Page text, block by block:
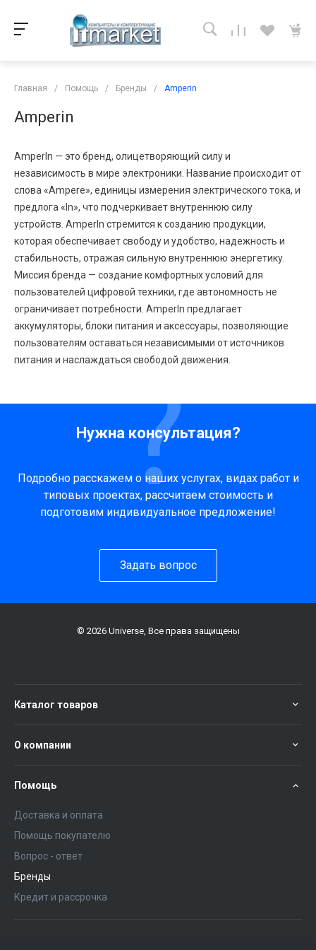
Главная / Помощь / Бренды / Amperin
Amperin
AmperIn — это бренд, олицетворяющий силу и
независимость в мире электроники. Название происходит от
слова «Ampere», единицы измерения электрического тока, и
предлога «In», что подчеркивает внутреннюю силу
устройств. AmperIn стремится к созданию продукции,
которая обеспечивает свободу и удобство, надежность и
стабильность, отражая сильную внутреннюю энергетику.
Миссия бренда — создание комфортных условий для
пользователей цифровой техники, где автономность не
ограничивает потребности. AmperIn предлагает
аккумуляторы, блоки питания и аксессуары, позволяющие
пользователям оставаться независимыми от источников
питания и наслаждаться свободой движения.
Нужна консультация?
Подробно расскажем о наших услугах, видах работ и
типовых проектах, рассчитаем стоимость и
подготовим индивидуальное предложение!
Задать вопрос
© 2026 Universe, Все права защищены
Каталог товаров
О компании
Помощь
Доставка и оплата
Помощь покупателю
Вопрос - ответ
Бренды
Кредит и рассрочка